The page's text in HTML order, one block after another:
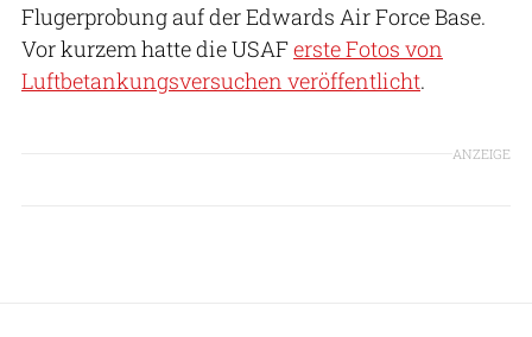
Flugerprobung auf der Edwards Air Force Base.
Vor kurzem hatte die USAFerste Fotos von
Luftbetankungsversuchen veröffentlicht.
ANZEIGE